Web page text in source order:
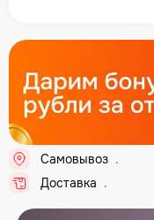
Самовывоз ..
Доставка ..